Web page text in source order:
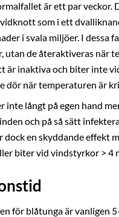
är ett par veckor.
som i ett
i svala miljöer. I dessa
utan de återaktiveras när
är inaktiva och biter inte
dör när temperaturen är
inte långt på egen hand
och på så sätt
dock en skyddande effekt
biter vid vindstyrkor > 4
för blåtunga är vanligen